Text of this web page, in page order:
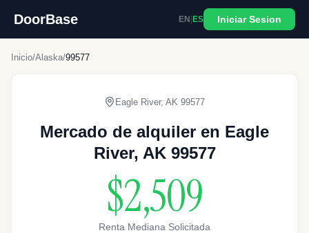
DoorBase EN ES Iniciar Sesion
Inicio/Alaska/99577
Eagle River, AK 99577
Mercado de alquiler en Eagle
River, AK 99577
$2,509
Renta Mediana Solicitada